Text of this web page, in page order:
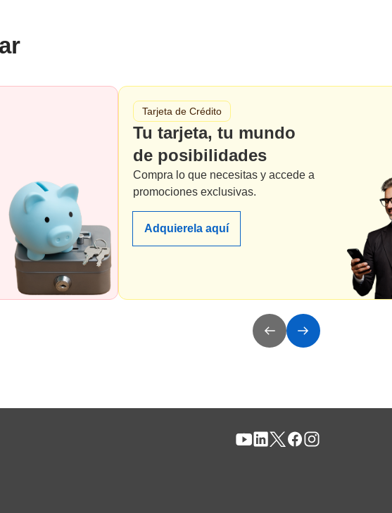
Tarjeta de Crédito
Tu tarjeta, tu mundo
de posibilidades
Compra lo que necesitas y accede a
promociones exclusivas.
Adquierela aquí